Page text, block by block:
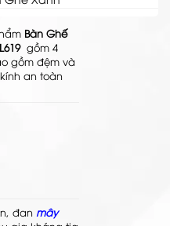
Bàn Ghế
gồm 4
gồm đệm và
an toàn
đan mây